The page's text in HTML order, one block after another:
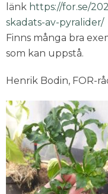
länk https://for.se/
skadats-av-pyralider/
Finns många bra
som kan uppstå.
Henrik Bodin, FOR-